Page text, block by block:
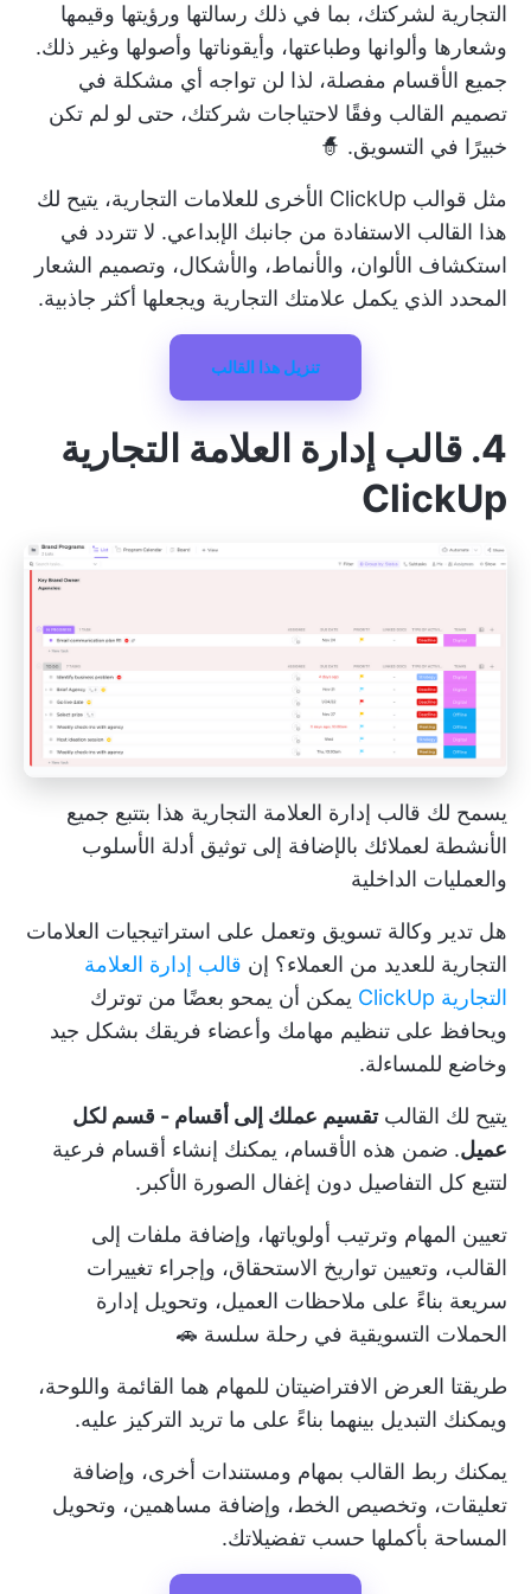
التجارية لشركتك، بما في ذلك رسالتها ورؤيتها وقيمها
وشعارها وألوانها وطباعتها، وأيقوناتها وأصولها وغير ذلك.
جميع الأقسام مفصلة، لذا لن تواجه أي مشكلة في
تصميم القالب وفقًا لاحتياجات شركتك، حتى لو لم تكن
خبيرًا في التسويق. 🧙
مثل قوالب ClickUp الأخرى للعلامات التجارية، يتيح لك
هذا القالب الاستفادة من جانبك الإبداعي. لا تتردد في
استكشاف الألوان، والأنماط، والأشكال، وتصميم الشعار
المحدد الذي يكمل علامتك التجارية ويجعلها أكثر جاذبية.
تنزيل هذا القالب
4. قالب إدارة العلامة التجارية
ClickUp
يسمح لك قالب إدارة العلامة التجارية هذا بتتبع جميع
الأنشطة لعملائك بالإضافة إلى توثيق أدلة الأسلوب
والعمليات الداخلية
هل تدير وكالة تسويق وتعمل على استراتيجيات العلامات
التجارية للعديد من العملاء؟ إن قالب إدارة العلامة
التجارية ClickUp
يمكن أن يمحو بعضًا من توترك
ويحافظ على تنظيم مهامك وأعضاء فريقك بشكل جيد
وخاضع للمساءلة.
يتيح لك القالبتقسيم عملك إلى أقسام - قسم لكل
عميل. ضمن هذه الأقسام، يمكنك إنشاء أقسام فرعية
لتتبع كل التفاصيل دون إغفال الصورة الأكبر.
تعيين المهام وترتيب أولوياتها، وإضافة ملفات إلى
القالب، وتعيين تواريخ الاستحقاق، وإجراء تغييرات
سريعة بناءً على ملاحظات العميل، وتحويل إدارة
الحملات التسويقية في رحلة سلسة 🚗
طريقتا العرض الافتراضيتان للمهام هما القائمة واللوحة،
ويمكنك التبديل بينهما بناءً على ما تريد التركيز عليه.
يمكنك ربط القالب بمهام ومستندات أخرى، وإضافة
تعليقات، وتخصيص الخط، وإضافة مساهمين، وتحويل
المساحة بأكملها حسب تفضيلاتك.